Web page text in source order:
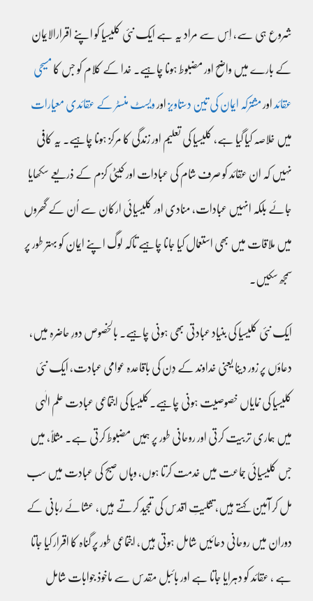
شروع ہی سے، اِس سے مراد یہ ہے ایک نئی کلیسیا کو اپنے اقرارالایمان
کے بارے میں واضح اور مضبوط ہونا چاہیے۔ خدا کے کلام کو جس کا مسیحی
عقائد اور مشترکہ ایمان کی تین دستاویزاور ویسٹ منسٹر کے عقائدی معیارات
میں خلاصہ کیا گیا ہے، کلیسیا کی تعلیم اور زندگی کا مرکز ہونا چاہیے۔ یہ کافی
نہیں کہ ان عقائد کو صرف شام کی عبادات اور کیٹی کزم کے ذریعے سکھایا
جائے بلکہ انہیں عبادات، منادی اور کلیسیائی ارکان سے اُن کے گھروں
میں ملاقات میں بھی استعمال کیا جانا چاہیے تاکہ لوگ اپنے ایمان کو بہتر طور پر
سمجھ سکیں۔
ایک نئی کلیسیا کی بنیاد عبادتی بھی ہونی چاہیے۔ بالخصوص دورِ حاضرہ میں،
دعاؤں پر زور دینا یعنی خداوند کے دِن کی باقاعدہ عوامی عبادت، ایک نئی
کلیسیا کی نمایاں خصوصیت ہونی چاہیے۔کلیسیا کی اجتماعی عبادت علم الٰہی
میں ہماری تربیت کرتی اور روحانی طور پر ہمیں مضبوط کرتی ہے۔ مثلاً، میں
جس کلیسیائی جماعت میں خدمت کرتا ہوں، وہاں صبح کی عبادت میں سب
مل کر آمین کہتے ہیں، تثلیتِ اقدس کی تمجید کرتے ہیں، عشائے ربانی کے
دوران میں روحانی دعائیں شامل ہوتی ہیں، اجتماعی طور پر گناہ کا اقرار کیا جاتا
ہے ، عقائد کو دہرایا جاتا ہے اور بائبل مقدس سے ماخوذ جوابات شامل